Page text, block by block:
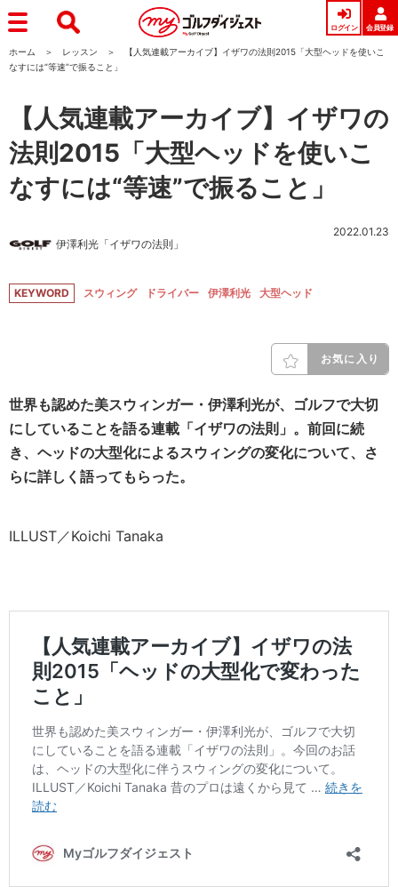
ログイン 会員登録
ホーム レッスン
【人気連載アーカイブ】イザワの法則2015「大型ヘッドを使いこ
なすには“等速”で振ること」
【人気連載アーカイブ】イザワの
法則2015「大型ヘッドを使いこ
なすには“等速”で振ること」
伊澤利光「イザワの法則」
2022.01.23
KEYWORD スウィング ドライバー 伊澤利光 大型ヘッド
お気に入り
世界も認めた美スウィンガー・伊澤利光が、ゴルフで大切
にしていることを語る連載「イザワの法則」。前回に続
き、ヘッドの大型化によるスウィングの変化について、さ
らに詳しく語ってもらった。
ILLUST／Koichi Tanaka